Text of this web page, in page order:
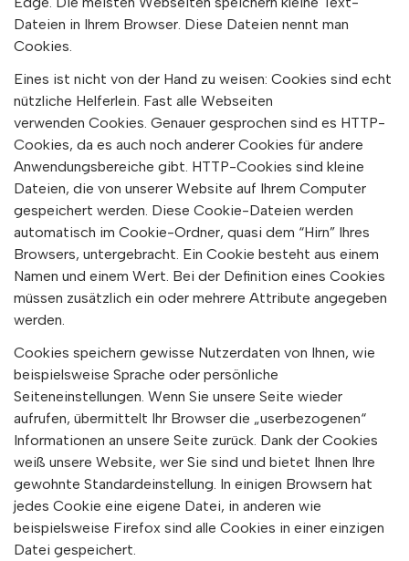
Dateien in Ihrem Browser. Diese Dateien nennt man
Cookies.
Eines ist nicht von der Hand zu weisen: Cookies sind echt
nützliche Helferlein. Fast alle Webseiten
verwenden Cookies. Genauer gesprochen sind es HTTP-
Cookies, da es auch noch anderer Cookies für andere
Anwendungsbereiche gibt. HTTP-Cookies sind kleine
Dateien, die von unserer Website auf Ihrem Computer
gespeichert werden. Diese Cookie-Dateien werden
automatisch im Cookie-Ordner, quasi dem “Hirn” Ihres
Browsers, untergebracht. Ein Cookie besteht aus einem
Namen und einem Wert. Bei der Definition eines Cookies
müssen zusätzlich ein oder mehrere Attribute angegeben
werden.
Cookies speichern gewisse Nutzerdaten von Ihnen, wie
beispielsweise Sprache oder persönliche
Seiteneinstellungen. Wenn Sie unsere Seite wieder
aufrufen, übermittelt Ihr Browser die „userbezogenen“
Informationen an unsere Seite zurück. Dank der Cookies
weiß unsere Website, wer Sie sind und bietet Ihnen Ihre
gewohnte Standardeinstellung. In einigen Browsern hat
jedes Cookie eine eigene Datei, in anderen wie
beispielsweise Firefox sind alle Cookies in einer einzigen
Datei gespeichert.